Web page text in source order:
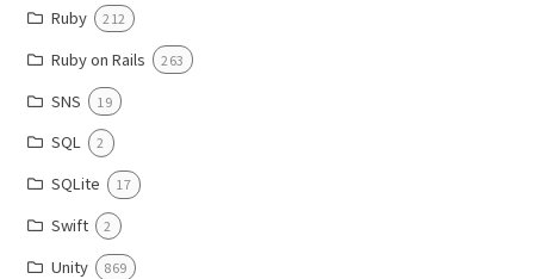
Ruby 212
Ruby on Rails 263
SNS 19
SQL 2
SQLite 17
Swift 2
Unity 869